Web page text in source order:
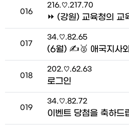
번호
016
접속자
216.♡.217.70
번호
017
접속자
34.♡.82.65
번호
018
접속자
202.♡.62.63
로그인
번호
019
접속자
34.♡.82.72